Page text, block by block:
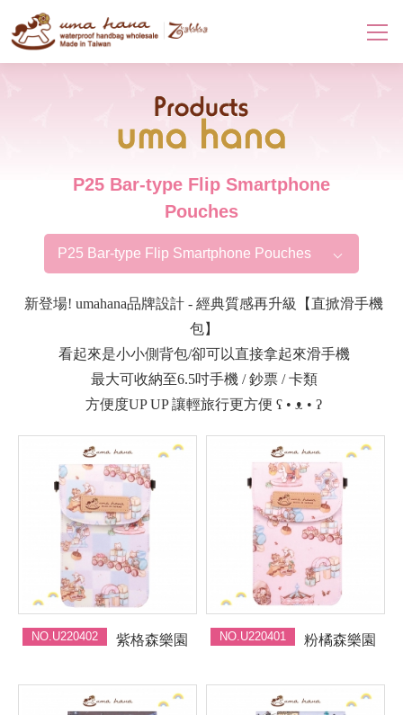
Products
P25 Bar-type Flip Smartphone
Pouches
P25 Bar-type Flip Smartphone Pouches
新登場! umahana品牌設計 - 經典質感再升級【直掀滑手機
包】
看起來是小小側背包/卻可以直接拿起來滑手機
最大可收納至6.5吋手機 / 鈔票 / 卡類
方便度UP UP 讓輕旅行更方便 ʕ • ᴥ • ʔ
NO.U220402 紫格森樂園 NO.U220401 粉橘森樂園